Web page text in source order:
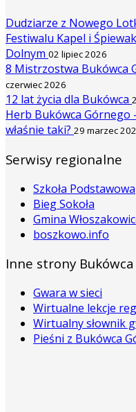
Dudziarze z Nowego
Festiwalu Kapel i
Dolnym 02 lipiec 2026
8 Mistrzostwa Bukówca
czerwiec 2026
12 lat życia dla Bukówca
Herb Bukówca Górnego
właśnie taki? 29 marzec
Serwisy regionalne
Szkoła Podstawowa
Bieg Sokoła
Gmina
boszkowo.info
Inne strony Bukówca
Gwara w sieci
Wirtualne lekcje
Wirtualny słownik
Pieśni z Bukówca